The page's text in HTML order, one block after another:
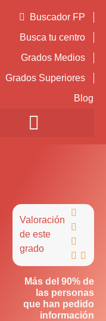
Buscador FP
Busca tu centro
Grados Medios
Grados Superiores
Blog
Valoración
de este
grado



 
Más del 90% de
las personas
que han pedido
información